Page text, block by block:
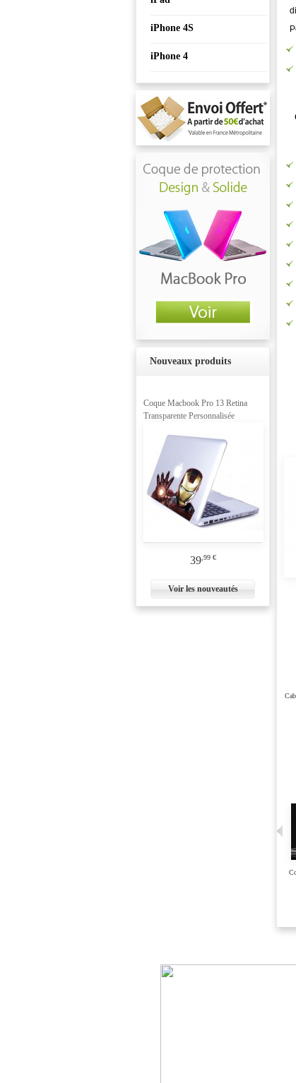
iPhone 4S
iPhone 4
Nouveaux produits
Coque Macbook Pro 13 Retina
Transparente Personnalisée
39,99 €
Voir les nouveautés